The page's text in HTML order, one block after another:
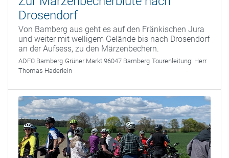
Drosendorf
Von Bamberg aus geht es auf den Fränkischen Jura
und weiter mit welligem Gelände bis nach Drosendorf
an der Aufsess, zu den Märzenbechern.
ADFC Bamberg Grüner Markt 96047 Bamberg Tourenleitung: Herr
Thomas Haderlein